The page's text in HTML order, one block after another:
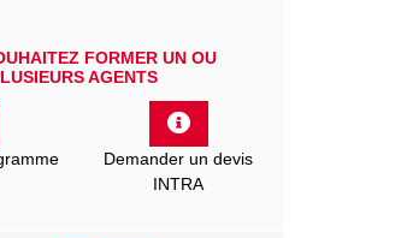
FORMER UN OU
AGENTS
Demander un devis
INTRA